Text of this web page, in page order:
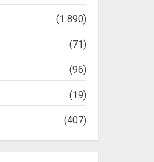
(1 890)
(71)
(96)
(19)
(407)